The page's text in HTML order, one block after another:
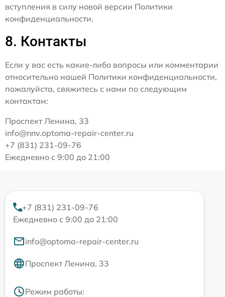
вступления в силу новой версии Политики
конфиденциальности.
8. Контакты
Если у вас есть какие-либо вопросы или комментарии
относительно нашей Политики конфиденциальности,
пожалуйста, свяжитесь с нами по следующим
контактам:
Проспект Ленина, 33
info@nnv.optoma-repair-center.ru
+7 (831) 231-09-76
Ежедневно с 9:00 до 21:00
+7 (831) 231-09-76
Ежедневно с 9:00 до 21:00
info@optoma-repair-center.ru
Проспект Ленина, 33
Режим работы: